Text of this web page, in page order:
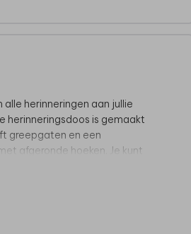
alle herinneringen aan jullie
herinneringsdoos is gemaakt
greepgaten en een
afgeronde hoeken. Je kunt
de deksel, naar wens
adviseren we om